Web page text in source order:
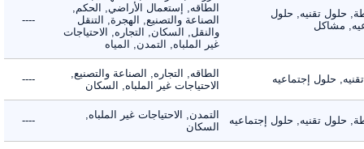
حلول تقنيه, حلول
مشاكل
الطاقه, إستعمال الأراضي, الحكم,
الصناعة والتصنيع, الهجرة, التنقل
والنقل, السكان, التجاره, الاحتياجات
غير الملباه, التمدن, المياه
----
حلول إجتماعيه
الطاقه, التجاره, الصناعة والتصنيع,
الاحتياجات غير الملباه, السكان
----
حلول تقنيه, حلول إجتماعيه
التمدن, الاحتياجات غير الملباه,
السكان
----